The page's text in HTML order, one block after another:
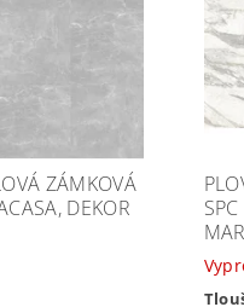
ZÁMKOVÁ
DEKOR